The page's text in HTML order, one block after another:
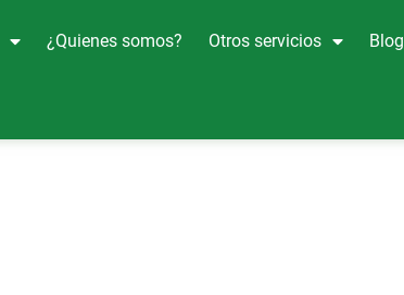
¿Quienes somos? Otros servicios Blog